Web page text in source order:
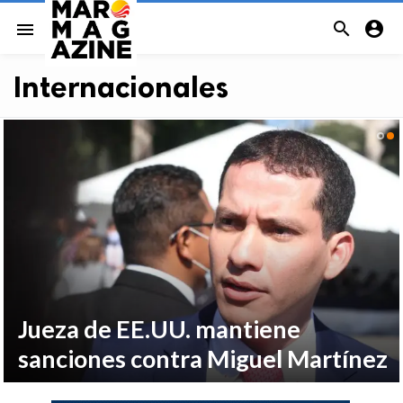
menu  
Internacionales
Jueza de EE.UU. mantiene
sanciones contra Miguel Martínez